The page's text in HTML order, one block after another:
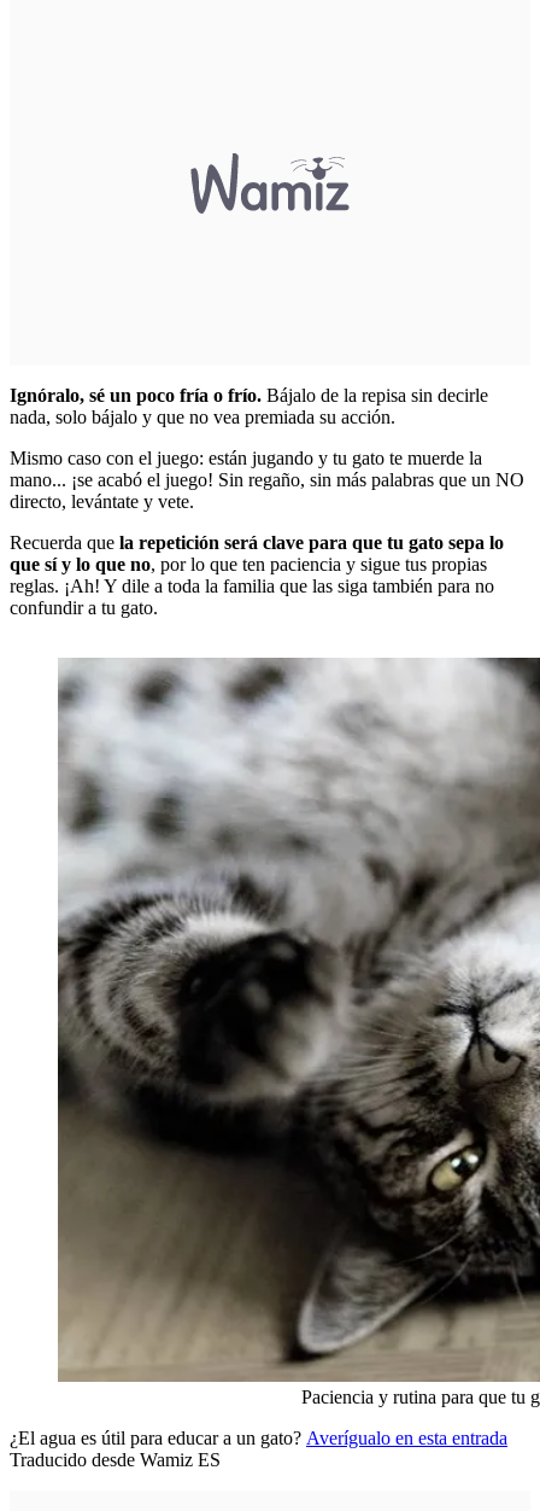
Ignóralo, sé un poco fría o frío. Bájalo de la repisa sin decirle
nada, solo bájalo y que no vea premiada su acción.
Mismo caso con el juego: están jugando y tu gato te muerde la
mano... ¡se acabó el juego! Sin regaño, sin más palabras que un NO
directo, levántate y vete.
Recuerda que la repetición será clave para que tu gato sepa lo
que sí y lo que no, por lo que ten paciencia y sigue tus propias
reglas. ¡Ah! Y dile a toda la familia que las siga también para no
confundir a tu gato.
Paciencia y rutina para que tu
¿El agua es útil para educar a un gato? Averígualo en esta entrada
Traducido desde Wamiz ES